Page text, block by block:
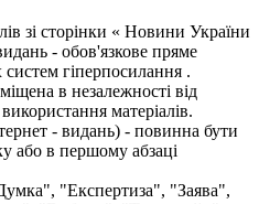
зі сторінки « Новини України
- обов'язкове пряме
гіперпосилання .
в незалежності від
матеріалів.
- видань) - повинна бути
або в першому абзаці
"Експертиза", "Заява",